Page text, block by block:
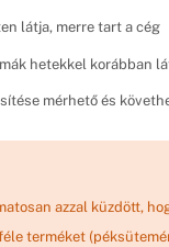
látja, merre tart a cég
hetekkel korábban
mérhető és
azzal küzdött,
terméket